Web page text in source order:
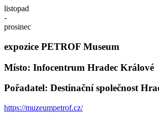
listopad
-
prosinec
expozice PETROF Museum
Místo: Infocentrum Hradec Králové
Pořadatel: Destinační společnost
https://muzeumpetrof.cz/